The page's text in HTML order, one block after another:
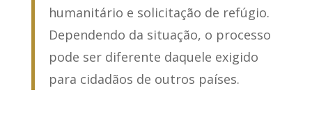
humanitário e solicitação de refúgio.
Dependendo da situação, o processo
pode ser diferente daquele exigido
para cidadãos de outros países.